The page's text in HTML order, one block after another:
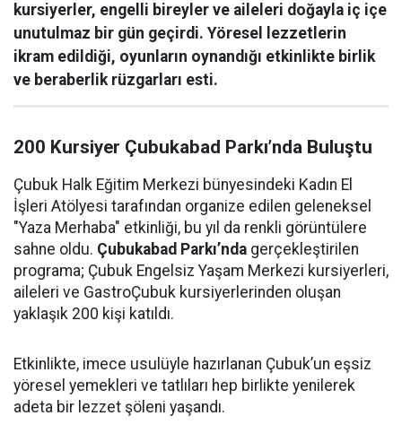
kursiyerler, engelli bireyler ve aileleri doğayla iç içe
unutulmaz bir gün geçirdi. Yöresel lezzetlerin
ikram edildiği, oyunların oynandığı etkinlikte birlik
ve beraberlik rüzgarları esti.
200 Kursiyer Çubukabad Parkı’nda Buluştu
Çubuk Halk Eğitim Merkezi bünyesindeki Kadın El
İşleri Atölyesi tarafından organize edilen geleneksel
"Yaza Merhaba" etkinliği, bu yıl da renkli görüntülere
sahne oldu. Çubukabad Parkı’nda gerçekleştirilen
programa; Çubuk Engelsiz Yaşam Merkezi kursiyerleri,
aileleri ve GastroÇubuk kursiyerlerinden oluşan
yaklaşık 200 kişi katıldı.
Etkinlikte, imece usulüyle hazırlanan Çubuk’un eşsiz
yöresel yemekleri ve tatlıları hep birlikte yenilerek
adeta bir lezzet şöleni yaşandı.